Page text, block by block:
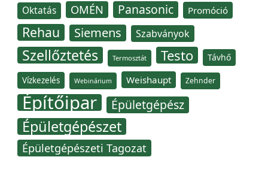
Oktatás OMÉN Panasonic Promóció
Rehau Siemens Szabványok
Szellőztetés Termosztát Testo Távhő
Vízkezelés Webinárium Weishaupt Zehnder
Építőipar Épületgépész
Épületgépészet
Épületgépészeti Tagozat